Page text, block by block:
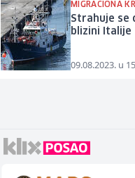
MIGRACIONA
Strahuje se
blizini Italije
09.08.2023. u